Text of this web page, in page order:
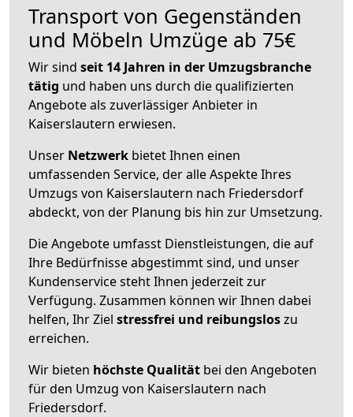
Transport von Gegenständen
und Möbeln Umzüge ab 75€
Wir sind seit 14 Jahren in der Umzugsbranche
tätig und haben uns durch die qualifizierten
Angebote als zuverlässiger Anbieter in
Kaiserslautern erwiesen.
Unser Netzwerk bietet Ihnen einen
umfassenden Service, der alle Aspekte Ihres
Umzugs von Kaiserslautern nach Friedersdorf
abdeckt, von der Planung bis hin zur Umsetzung.
Die Angebote umfasst Dienstleistungen, die auf
Ihre Bedürfnisse abgestimmt sind, und unser
Kundenservice steht Ihnen jederzeit zur
Verfügung. Zusammen können wir Ihnen dabei
helfen, Ihr Ziel stressfrei und reibungsloszu
erreichen.
Wir bieten höchste Qualität bei den Angeboten
für den Umzug von Kaiserslautern nach
Friedersdorf.